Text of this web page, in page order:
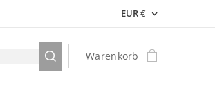
EUR€
Warenkorb